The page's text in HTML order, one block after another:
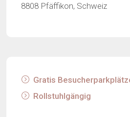
8808 Pfäffikon, Schweiz
Gratis
Rollstuhlgängig